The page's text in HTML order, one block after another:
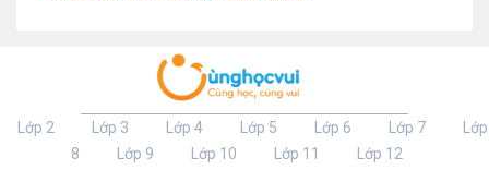
Lớp 2 Lớp 3 Lớp 4 Lớp 5 Lớp 6 Lớp 7
Lớp
8
Lớp 9 Lớp 10 Lớp 11 Lớp 12